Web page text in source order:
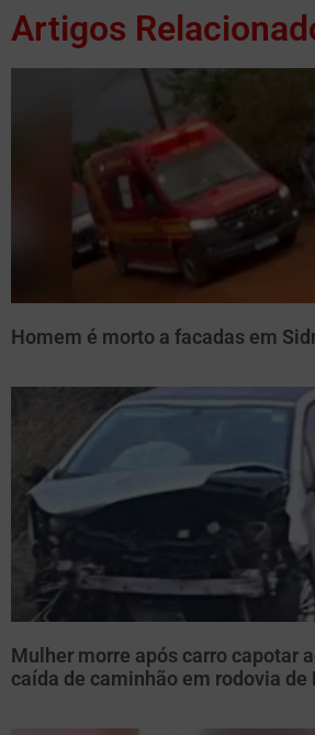
Artigos
Homem é morto a facadas em
Mulher morre após carro capotar
caída de caminhão em rodovia de